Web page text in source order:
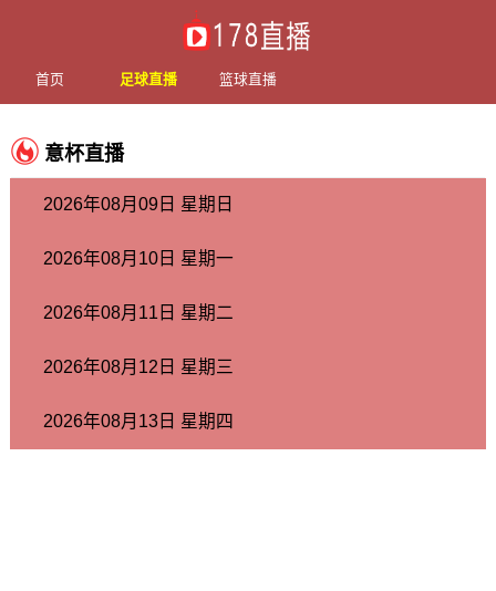
首页 足球直播 篮球直播
意杯直播
2026年08月09日 星期日
2026年08月10日 星期一
2026年08月11日 星期二
2026年08月12日 星期三
2026年08月13日 星期四